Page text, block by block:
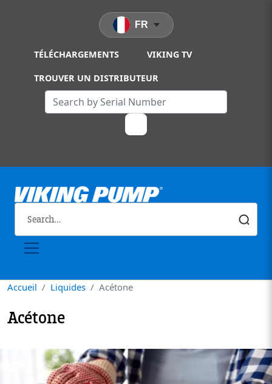
TÉLÉCHARGEMENTS VIKING TV
TROUVER UN DISTRIBUTEUR
FR
Accueil Liquides Acétone
Acétone